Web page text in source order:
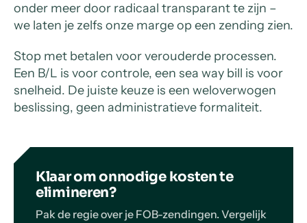
onder meer door radicaal transparant te zijn –
we laten je zelfs onze marge op een zending zien.
Stop met betalen voor verouderde processen.
Een B/L is voor controle, een sea way bill is voor
snelheid. De juiste keuze is een weloverwogen
beslissing, geen administratieve formaliteit.
Klaar om onnodige kosten te
elimineren?
Pak de regie over je FOB-zendingen. Vergelijk